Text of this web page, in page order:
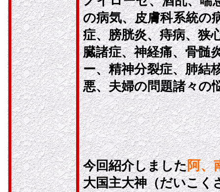
の病気、皮膚科系統の
症、膀胱炎、痔病、狭
臓諸症、神経痛、骨髄
ー、精神分裂症、肺結
悪、夫婦の問題諸々の
今回紹介しました阿、
大国主大神（だいこく